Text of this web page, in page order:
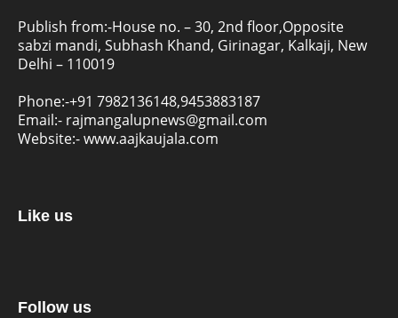
Publish from:-House no. – 30, 2nd floor,Opposite
sabzi mandi, Subhash Khand, Girinagar, Kalkaji, New
Delhi – 110019
Phone:-+91 7982136148,9453883187
Email:- rajmangalupnews@gmail.com
Website:-www.aajkaujala.com
Like us
Follow us